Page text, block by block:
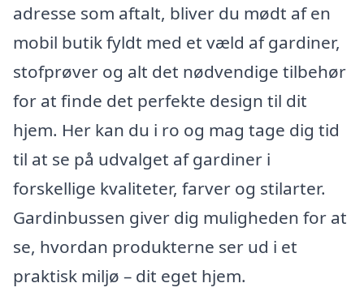
adresse som aftalt, bliver du mødt af en
mobil butik fyldt med et væld af gardiner,
stofprøver og alt det nødvendige tilbehør
for at finde det perfekte design til dit
hjem. Her kan du i ro og mag tage dig tid
til at se på udvalget af gardiner i
forskellige kvaliteter, farver og stilarter.
Gardinbussen giver dig muligheden for at
se, hvordan produkterne ser ud i et
praktisk miljø – dit eget hjem.